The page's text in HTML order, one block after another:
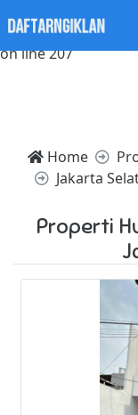
Notice: Trying to
/home/
on line 207
Home
Jakarta
Properti